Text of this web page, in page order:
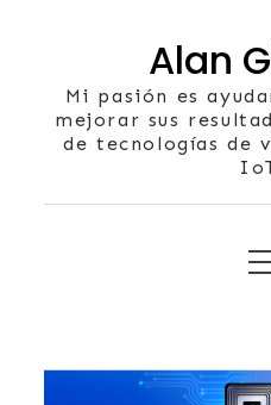
Alan
Mi pasión es
mejorar sus
de tecnologías de